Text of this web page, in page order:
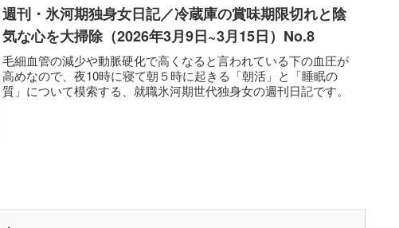
週刊・氷河期独身女日記／冷蔵庫の賞味期限切れと陰
気な心を大掃除（2026年3月9日~3月15日）No.8
毛細血管の減少や動脈硬化で高くなると言われている下の血圧が
高めなので、夜10時に寝て朝５時に起きる「朝活」と「睡眠の
質」について模索する、就職氷河期世代独身女の週刊日記です。